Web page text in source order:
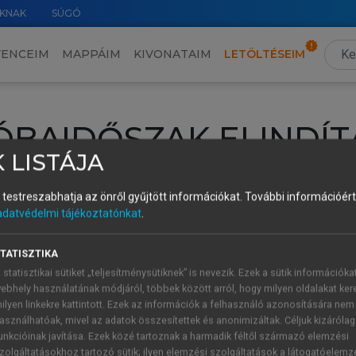
SÚGÓ
MAPPÁIM KIVONATAIM LETÖLTÉSEIM
felhasználóként1 óra díjmentes hozzáférésrevagy
A regisztráció után a
FIÓKKAL ÚJ FIÓK
1 óra
LISTÁJA
testreszabhatja az önről gyűjtött információkat. További
tájékoztatónkat.
statisztikai sütiket „teljesítménysütiknek” is nevezik. Ezek a sütik
használatának módjáról, többek között arról, hogy milyen oldalakat
linkekre kattintott. Ezek az információk a felhasználó azonosítására nem
mivel az adatok összesítettek és anonimizáltak. Céljuk
javítása. Ezek közé tartoznak a harmadik féltől származó elemzési
tartozó sütik; ilyen elemzési szolgáltatások a